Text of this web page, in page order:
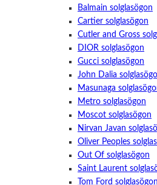
Balmain solglasögon
Cartier solglasögon
Cutler and Gross
DIOR solglasögon
Gucci solglasögon
John Dalia
Masunaga
Metro solglasögon
Moscot solglasögon
Nirvan Javan
Oliver Peoples
Out Of solglasögon
Saint Laurent
Tom Ford solglasögon